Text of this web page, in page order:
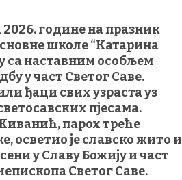
2026. године на празник
школе “Катарина
са наставним особљем
у част Светог Саве.
ђаци свих узраста уз
пјесама.
парох треће
осветио је славско жито и
у Славу Божију и част
Светог Саве.